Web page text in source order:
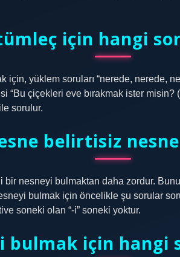
için hangi
için, yüklem soruları “nerede, nerede,
“Bu çiçekleri eve bırakmak ister
sorulur.
belirtisiz
nesneyi bulmaktan daha zordur.
bulmak için öncelikle şu sorular
soneki olan “-i” soneki yoktur.
bulmak için hangi